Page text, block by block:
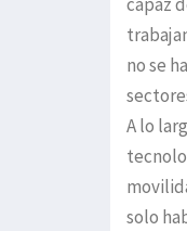
no se
A lo
solo